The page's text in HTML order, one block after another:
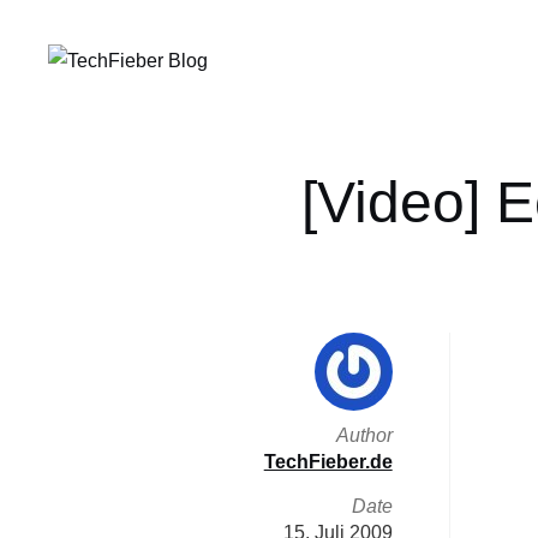
[Video]
Author
TechFieber.de
Date
15. Juli 2009